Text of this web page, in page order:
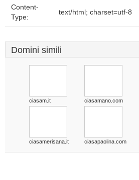
Content-
Type:
text/html; charset=utf-8
Domini simili
ciasam.it ciasamano.com
ciasamerisana.it ciasapaolina.com